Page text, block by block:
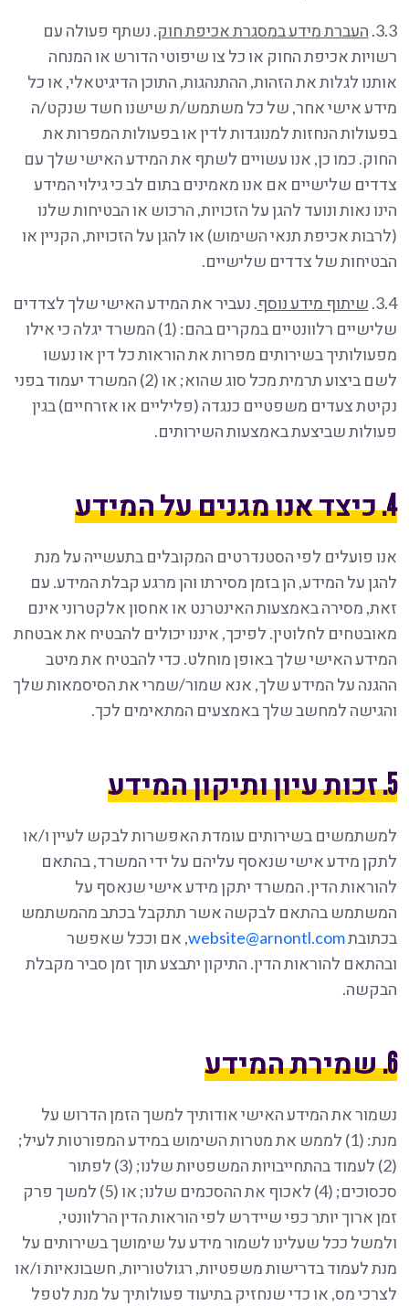
3.3. העברת מידע במסגרת אכיפת חוק. נשתף פעולה עם
רשויות אכיפת החוק או כל צו שיפוטי הדורש או המנחה
אותנו לגלות את הזהות, ההתנהגות, התוכן הדיגיטאלי, או כל
מידע אישי אחר, של כל משתמש/ת שישנו חשד שנקט/ה
בפעולות הנחזות למנוגדות לדין או בפעולות המפרות את
החוק. כמו כן, אנו עשויים לשתף את המידע האישי שלך עם
צדדים שלישיים אם אנו מאמינים בתום לב כי גילוי המידע
הינו נאות ונועד להגן על הזכויות, הרכוש או הבטיחות שלנו
(לרבות אכיפת תנאי השימוש) או להגן על הזכויות, הקניין או
הבטיחות של צדדים שלישיים.
3.4. שיתוף מידע נוסף. נעביר את המידע האישי שלך לצדדים
שלישיים רלוונטיים במקרים בהם: (1) המשרד יגלה כי אילו
מפעולותיך בשירותים מפרות את הוראות כל דין או נעשו
לשם ביצוע תרמית מכל סוג שהוא; או (2) המשרד יעמוד בפני
נקיטת צעדים משפטיים כנגדה (פליליים או אזרחיים) בגין
פעולות שביצעת באמצעות השירותים.
4. כיצד אנו מגנים על המידע
אנו פועלים לפי הסטנדרטים המקובלים בתעשייה על מנת
להגן על המידע, הן בזמן מסירתו והן מרגע קבלת המידע. עם
זאת, מסירה באמצעות האינטרנט או אחסון אלקטרוני אינם
מאובטחים לחלוטין. לפיכך, איננו יכולים להבטיח את אבטחת
המידע האישי שלך באופן מוחלט. כדי להבטיח את מיטב
ההגנה על המידע שלך, אנא שמור/שמרי את הסיסמאות שלך
והגישה למחשב שלך באמצעים המתאימים לכך.
5. זכות עיון ותיקון המידע
למשתמשים בשירותים עומדת האפשרות לבקש לעיין ו/או
לתקן מידע אישי שנאסף עליהם על ידי המשרד, בהתאם
להוראות הדין. המשרד יתקן מידע אישי שנאסף על
המשתמש בהתאם לבקשה אשר תתקבל בכתב מהמשתמש
בכתובתwebsite@arnontl.com, אם וככל שאפשר
ובהתאם להוראות הדין. התיקון יתבצע תוך זמן סביר מקבלת
הבקשה.
6. שמירת המידע
נשמור את המידע האישי אודותיך למשך הזמן הדרוש על
מנת: (1) לממש את מטרות השימוש במידע המפורטות לעיל;
(2) לעמוד בהתחייבויות המשפטיות שלנו; (3) לפתור
סכסוכים; (4) לאכוף את ההסכמים שלנו; או (5) למשך פרק
זמן ארוך יותר כפי שיידרש לפי הוראות הדין הרלוונטי,
ולמשל ככל שעלינו לשמור מידע על שימושך בשירותים על
מנת לעמוד בדרישות משפטיות, רגולטוריות, חשבונאיות ו/או
לצרכי מס, או כדי שנחזיק בתיעוד פעולותיך על מנת לטפל